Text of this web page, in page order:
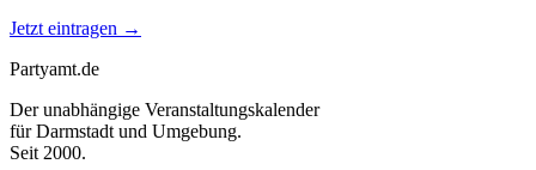
Jetzt eintragen →
Partyamt.de
Der unabhängige Veranstaltungskalender
für Darmstadt und Umgebung.
Seit 2000.